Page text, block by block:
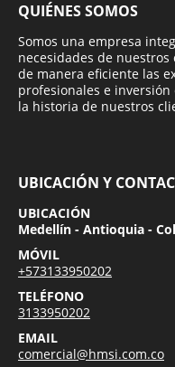
QUIÉNES SOMOS
Somos una empresa
necesidades de
de manera eficiente las
profesionales e
la historia de nuestros
UBICACIÓN Y
UBICACIÓN
Medellín - Antioquia -
MÓVIL
+573133950202
TELÉFONO
3133950202
EMAIL
comercial@hmsi.com.co